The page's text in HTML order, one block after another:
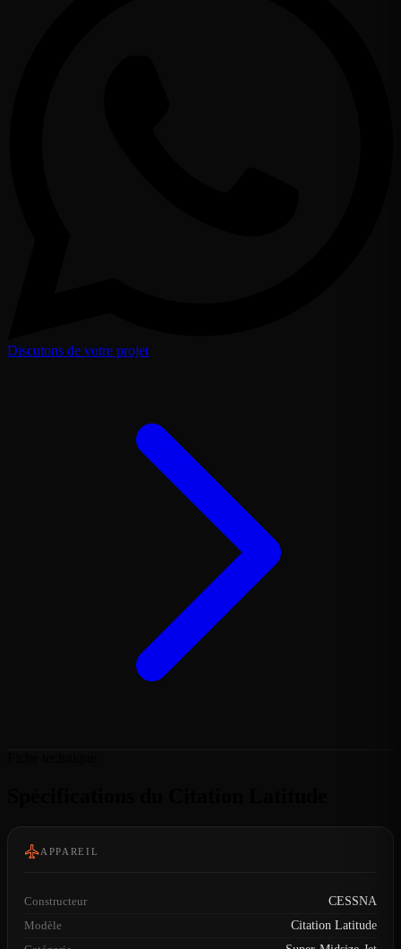
Discutons de votre projet
APPAREIL
Constructeur
CESSNA
Modèle
Citation Latitude